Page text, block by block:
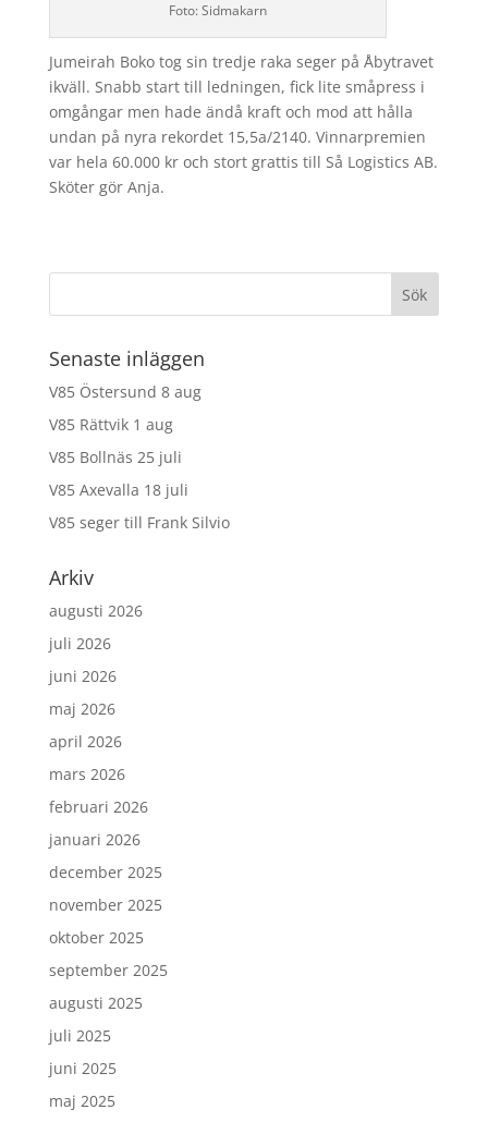
Foto: Sidmakarn
Jumeirah Boko tog sin tredje raka seger på Åbytravet
ikväll. Snabb start till ledningen, fick lite småpress i
omgångar men hade ändå kraft och mod att hålla
undan på nyra rekordet 15,5a/2140. Vinnarpremien
var hela 60.000 kr och stort grattis till Så Logistics AB.
Sköter gör Anja.
Senaste inläggen
V85 Östersund 8 aug
V85 Rättvik 1 aug
V85 Bollnäs 25 juli
V85 Axevalla 18 juli
V85 seger till Frank Silvio
Arkiv
augusti 2026
juli 2026
juni 2026
maj 2026
april 2026
mars 2026
februari 2026
januari 2026
december 2025
november 2025
oktober 2025
september 2025
augusti 2025
juli 2025
juni 2025
maj 2025